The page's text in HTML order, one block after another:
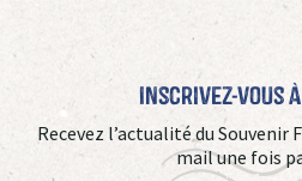
Inscrivez-vous
Recevez l’actualité du Souvenir
mail une fois